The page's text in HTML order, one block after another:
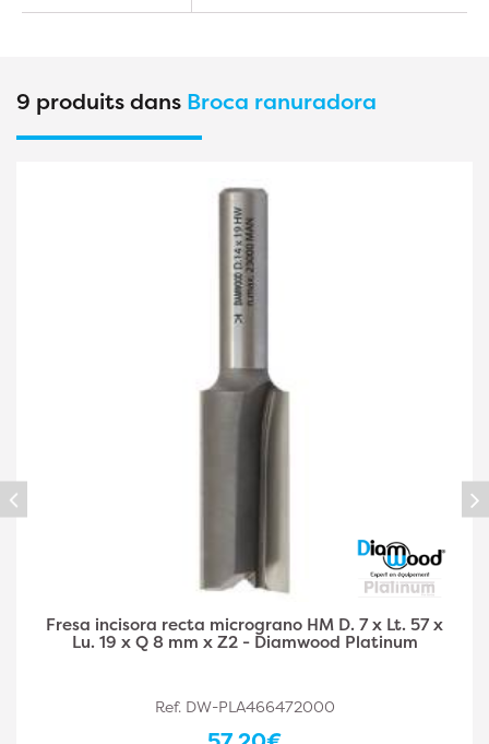
9 produits dans Broca ranuradora
Fresa incisora recta micrograno HM D. 8 x Lt. 57 x
Lu. 19 x Q 8 mm x Z2 - Diamwood Platinum
Ref. DW-PLA466472001